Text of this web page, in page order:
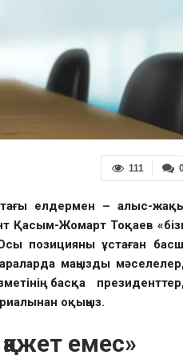
111
елдермен – алыс-
Қасым-Жомарт Тоқаев
позицияны ұстаған
маңызды
басқа
оқыңыз.
емес»